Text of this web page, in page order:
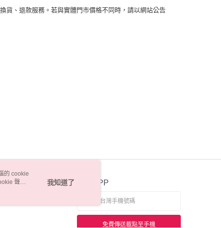
貨、退款服務。若與實體門市價格不同時，請以網站公告
官方APP
免費傳送載點至手機
的 cookie
聲明
我知道了